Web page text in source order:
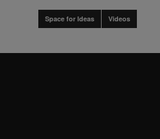
Space for Ideas Videos